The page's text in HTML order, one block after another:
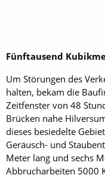
Fünftausend
Um Störungen des
halten, bekam die
Zeitfenster von 48
Brücken nahe
dieses besiedelte
Geräusch- und
Meter lang und sechs
Abbrucharbeiten 5000